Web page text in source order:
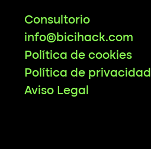
Consultorio
info@bicihack.com
Política de cookies
Política de privacidad
Aviso Legal